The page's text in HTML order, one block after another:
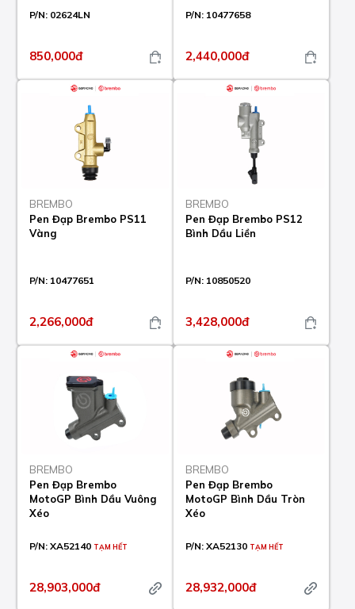
P/N: 02624LN
850,000đ
P/N: 10477658
2,440,000đ
BREMBO
Pen Đạp Brembo PS11
Vàng
P/N: 10477651
2,266,000đ
BREMBO
Pen Đạp Brembo PS12
Bình Dầu Liền
P/N: 10850520
3,428,000đ
BREMBO
Pen Đạp Brembo
MotoGP Bình Dầu Vuông
Xéo
P/N: XA52140 TẠM HẾT
28,903,000đ
BREMBO
Pen Đạp Brembo
MotoGP Bình Dầu Tròn
Xéo
P/N: XA52130 TẠM HẾT
28,932,000đ